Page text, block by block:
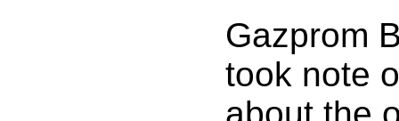
Gazprom
took note